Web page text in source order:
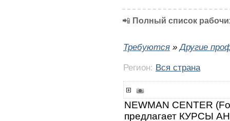
📲 Полный список
Требуются »Другие
Регион: Вся страна
NEWMAN CENTER
предлагает КУРСЫ